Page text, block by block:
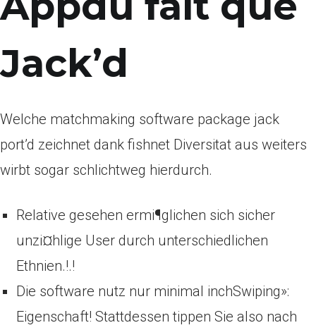
Jack’d
Welche matchmaking software package jack
port’d zeichnet dank fishnet Diversitat aus weiters
wirbt sogar schlichtweg hierdurch.
Relative gesehen ermi¶glichen sich sicher
unzi¤hlige User durch unterschiedlichen
Ethnien.!.!
Die software nutz nur minimal inchSwiping»:
Eigenschaft! Stattdessen tippen Sie also nach